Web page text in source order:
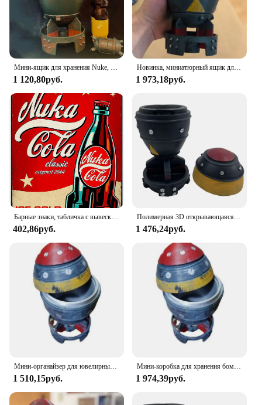
Мини-ящик для хранения Nuke, 7,9-дюймовый контейнер для хранения в форме 3D Nuke из смолы, маленькое украшение в виде ракетных фигурок для декора настольного стола
1 120,80руб.
Новинка, миниатюрный ящик для хранения Nuke Bomb, ретро, Статуэтка из смолы, рабочее искусство, Декор для дома, спальни, офиса, настольное украшение, 1 шт.
1 973,18руб.
Барные знаки, табличка с вывесками, металлическая живопись, 3 4 игра Nuke COLA, металлические знаки, настенный плакат, декор для домашней комнаты, школы, железная живопись (pic2
402,86руб.
Полимерная 3D открывающаяся реактивная скульптура, мини-ящик для хранения бомбы Nuke, модель ракеты для дома, спальни, офиса, настольное украшение
1 476,24руб.
Мини-органайзер для ювелирных изделий Nuke, мини-ящик для хранения с секретным хранилищем, в форме ракеты, орнаментный Органайзер
1 510,15руб.
Мини-коробка для хранения бомб Nuke с секретным хранилищем Мини-коробка для хранения ракетного орнамента Nuke
1 974,39руб.